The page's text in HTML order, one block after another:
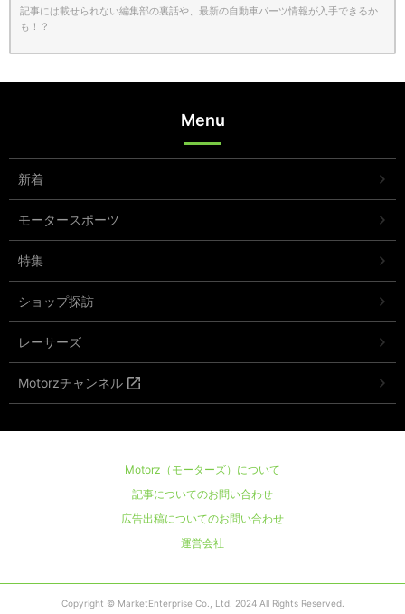
記事には載せられない編集部の裏話や、最新の自動車パーツ情報が入手できるか
も！？
Menu
新着
モータースポーツ
特集
ショップ探訪
レーサーズ
Motorzチャンネル
Motorz（モーターズ）について
記事についてのお問い合わせ
広告出稿についてのお問い合わせ
運営会社
Copyright © MarketEnterprise Co., Ltd. 2024 All Rights Reserved.